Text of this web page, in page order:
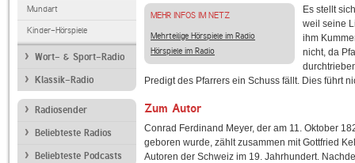
Mundart
Kinder-Hörspiele
Wort- & Sport-Radio
Klassik-Radio
Radiosender
Beliebteste Radios
Beliebteste Podcasts
MEHR INFOS IM NETZ
Mehrteilige Hörspiele im Radio
Hörspiele im Radio
Es stellt
weil seine
ihm
nicht, da
Predigt des Pfarrers ein Schuss fällt. Dies führt
Zum Autor
Conrad Ferdinand Meyer, der am 11. Oktober
geboren wurde, zählt zusammen mit Gottfried
Autoren der Schweiz im 19. Jahrhundert.